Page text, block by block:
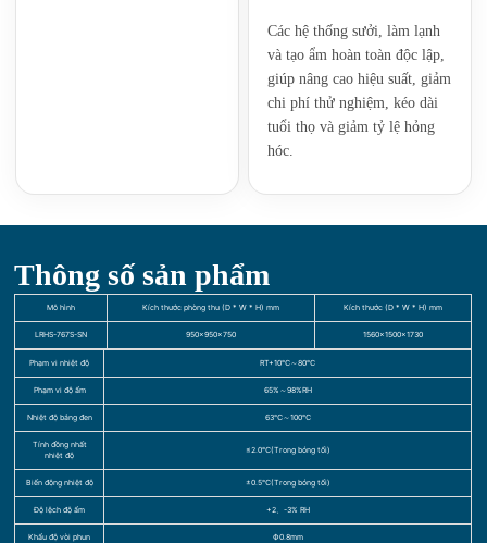
Các hệ thống sưởi, làm lạnh
và tạo ẩm hoàn toàn độc lập,
giúp nâng cao hiệu suất, giảm
chi phí thử nghiệm, kéo dài
tuổi thọ và giảm tỷ lệ hỏng
hóc.
Thông số sản phẩm
Mô hình Kích thước phòng thu (D * W * H) mm Kích thước (D * W * H) mm
LRHS-767S-SN 950×950×750 1560×1500×1730
Phạm vi nhiệt độ RT+10℃～80℃
Phạm vi độ ẩm 65%～98%RH
Nhiệt độ bảng đen 63℃～100℃
Tính đồng nhất
nhiệt độ
≤2.0℃(Trong bóng tối)
Biến động nhiệt độ ±0.5℃(Trong bóng tối)
Độ lệch độ ẩm +2、-3% RH
Khẩu độ vòi phun Ф0.8mm